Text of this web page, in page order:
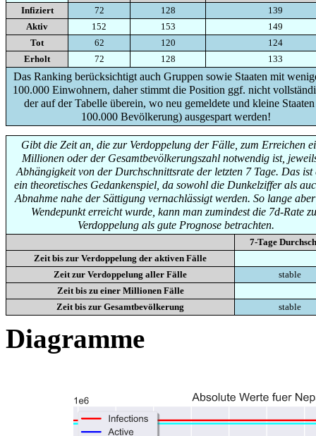
Infiziert
72 128
139
Aktiv
152 153
149
Tot
62 120
124
Erholt
72 128 133
Das Ranking berücksichtigt auch Gruppen sowie Staaten mit
100.000 Einwohnern, daher stimmt die Position ggf. nicht
der auf der Tabelle überein, wo neu gemeldete und kleine
100.000 Bevölkerung) ausgespart werden!
Gibt die Zeit an, die zur Verdoppelung der Fälle, zum Erreichen
Millionen oder der Gesamtbevölkerungszahl notwendig ist,
Abhängigkeit von der Durchschnittsrate der letzten 7 Tage. Das ist
ein theoretisches Gedankenspiel, da sowohl die Dunkelziffer als
Abnahme nahe der Sättigung vernachlässigt werden. So lange
Wendepunkt erreicht wurde, kann man zumindest die 7d-Rate
Verdoppelung als gute Prognose betrachten.
7-Tage
Zeit bis zur Verdoppelung der aktiven Fälle
Zeit zur Verdoppelung aller Fälle
stable
Zeit bis zu einer Millionen Fälle
Zeit bis zur Gesamtbevölkerung
stable
Diagramme